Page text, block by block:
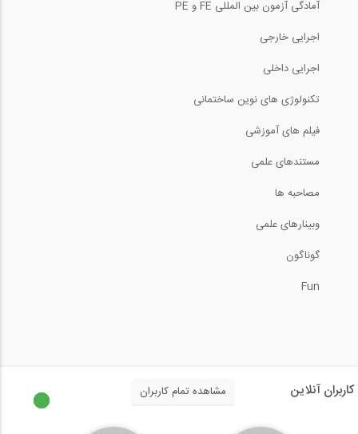
آمادگی آزمون بین المللی FE و PE
اجرایی خارجی
اجرایی داخلی
تکنولوژی های نوین ساختمانی
فیلم های آموزشی
مستندهای علمی
مصاحبه ها
وبینارهای علمی
گوناگون
Fun
کاربران آنلاین مشاهده تمام کاربران